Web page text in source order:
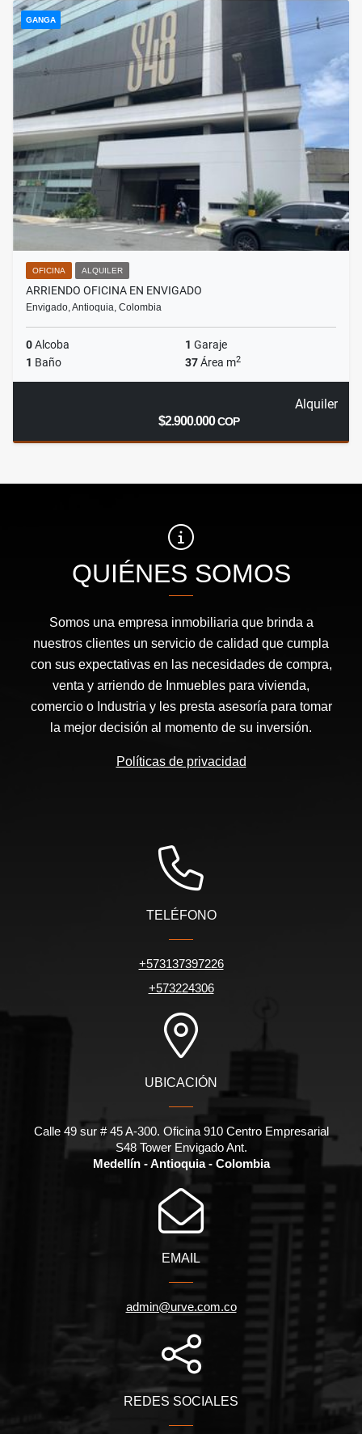
GANGA
OFICINA ALQUILER
ARRIENDO OFICINA EN ENVIGADO
Envigado, Antioquia, Colombia
0Alcoba 1 Garaje
1 Baño 37Área m2
Alquiler
$2.900.000COP
QUIÉNES SOMOS
Somos una empresa inmobiliaria que brinda a
nuestros clientes un servicio de calidad que cumpla
con sus expectativas en las necesidades de compra,
venta y arriendo de Inmuebles para vivienda,
comercio o Industria y les presta asesoría para tomar
la mejor decisión al momento de su inversión.
Políticas de privacidad
TELÉFONO
+573137397226
+573224306
UBICACIÓN
Calle 49 sur # 45 A-300. Oficina 910 Centro Empresarial
S48 Tower Envigado Ant.
Medellín - Antioquia - Colombia
EMAIL
admin@urve.com.co
REDES SOCIALES